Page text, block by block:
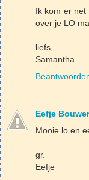
Ik kom er net
over je LO
liefs,
Samantha
Eefje
Mooie lo en
gr.
Eefje